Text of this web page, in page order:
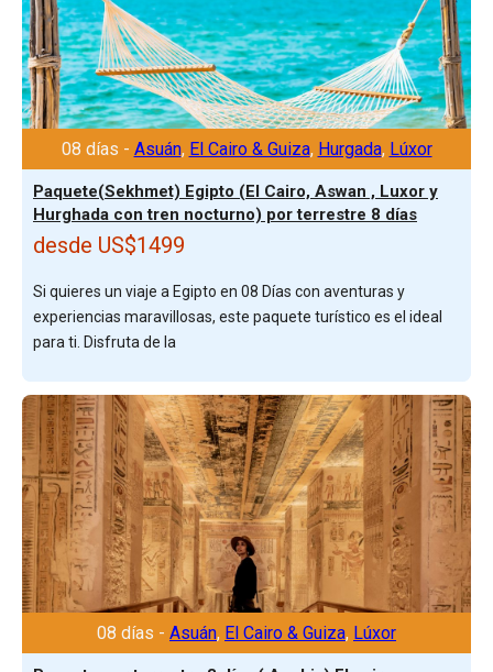
08 días - Asuán, El Cairo & Guiza, Hurgada, Lúxor
Paquete(Sekhmet) Egipto (El Cairo, Aswan , Luxor y
Hurghada con tren nocturno) por terrestre 8 días
desde US$1499
Si quieres un viaje a Egipto en 08 Días con aventuras y
experiencias maravillosas, este paquete turístico es el ideal
para ti. Disfruta de la
08 días - Asuán, El Cairo & Guiza, Lúxor